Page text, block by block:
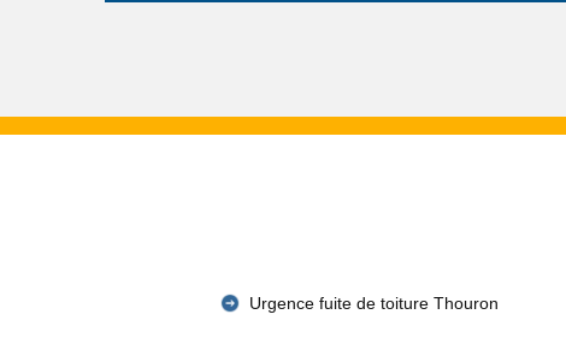
Urgence fuite de toiture Thouron